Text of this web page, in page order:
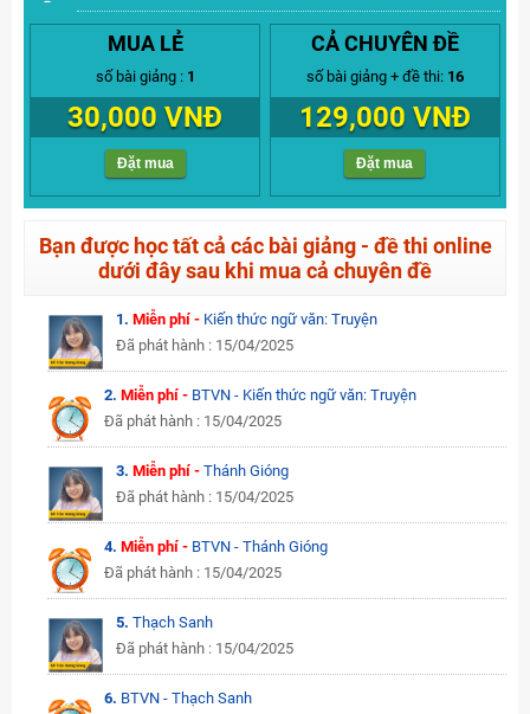
MUA LẺ
số bài giảng : 1
30,000 VNĐ
Đặt mua
CẢ CHUYÊN ĐỀ
số bài giảng + đề thi: 16
129,000 VNĐ
Đặt mua
Bạn được học tất cả các bài giảng - đề thi online
dưới đây sau khi mua cả chuyên đề
1. Miễn phí - Kiến thức ngữ văn: Truyện
Đã phát hành : 15/04/2025
2.Miễn phí - BTVN - Kiến thức ngữ văn: Truyện
Đã phát hành : 15/04/2025
3. Miễn phí - Thánh Gióng
Đã phát hành : 15/04/2025
4.Miễn phí - BTVN - Thánh Gióng
Đã phát hành : 15/04/2025
5. Thạch Sanh
Đã phát hành : 15/04/2025
6. BTVN - Thạch Sanh